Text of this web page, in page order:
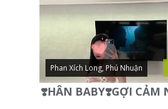
Phan Xích Long, Phú Nhuận